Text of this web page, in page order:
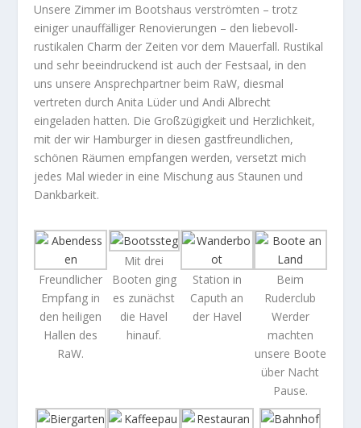
Unsere Zimmer im Bootshaus verströmten – trotz
einiger unauffälliger Renovierungen – den liebevoll-
rustikalen Charm der Zeiten vor dem Mauerfall. Rustikal
und sehr beeindruckend ist auch der Festsaal, in den
uns unsere Ansprechpartner beim RaW, diesmal
vertreten durch Anita Lüder und Andi Albrecht
eingeladen hatten. Die Großzügigkeit und Herzlichkeit,
mit der wir Hamburger in diesen gastfreundlichen,
schönen Räumen empfangen werden, versetzt mich
jedes Mal wieder in eine Mischung aus Staunen und
Dankbarkeit.
Freundlicher
Empfang in
den heiligen
Hallen des
RaW.
Mit drei
Booten ging
es zunächst
die Havel
hinauf.
Station in
Caputh an
der Havel
Beim
Ruderclub
Werder
machten
unsere Boote
über Nacht
Pause.